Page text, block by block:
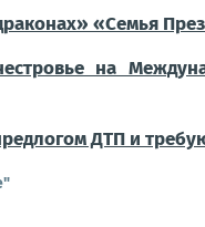
«Семья
на
ДТП и